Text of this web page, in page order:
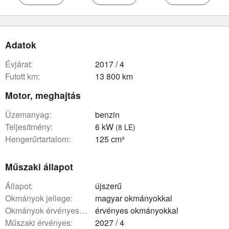
Adatok
évjárat:
2017 / 4
futott km:
13 800 km
Motor, meghajtás
üzemanyag:
benzin
teljesítmény:
6 kW (8 LE)
hengerűrtartalom: 125 cm³
Műszaki állapot
állapot:
újszerű
okmányok jellege:
magyar okmányokkal
okmányok érvényessége:
érvényes okmányokkal
műszaki érvényes:
2027 / 4